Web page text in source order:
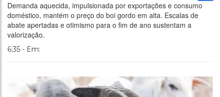
Demanda aquecida, impulsionada por exportações e consumo
doméstico, mantém o preço do boi gordo em alta. Escalas de
abate apertadas e otimismo para o fim de ano sustentam a
valorização.
6:35 - Em: